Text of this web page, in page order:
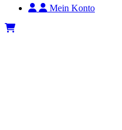
Mein Konto